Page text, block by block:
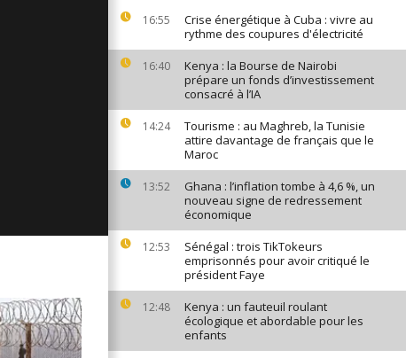
16:55
Crise énergétique à Cuba : vivre au
rythme des coupures d'électricité
16:40
Kenya : la Bourse de Nairobi
prépare un fonds d’investissement
consacré à l’IA
14:24
Tourisme : au Maghreb, la Tunisie
attire davantage de français que le
Maroc
13:52
Ghana : l’inflation tombe à 4,6 %, un
nouveau signe de redressement
économique
12:53
Sénégal : trois TikTokeurs
emprisonnés pour avoir critiqué le
président Faye
12:48
Kenya : un fauteuil roulant
écologique et abordable pour les
enfants